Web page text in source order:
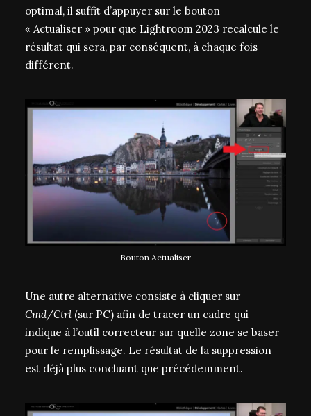
optimal, il suffit d’appuyer sur le bouton
« Actualiser » pour que Lightroom 2023 recalcule le
résultat qui sera, par conséquent, à chaque fois
différent.
Bouton Actualiser
Une autre alternative consiste à cliquer sur
Cmd/Ctrl (sur PC) afin de tracer un cadre qui
indique à l’outil correcteur sur quelle zone se baser
pour le remplissage. Le résultat de la suppression
est déjà plus concluant que précédemment.